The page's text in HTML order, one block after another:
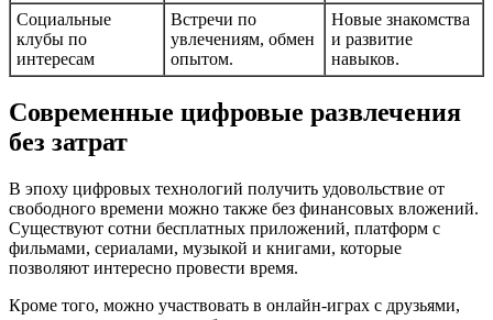
Социальные
клубы по
интересам
Встречи по
увлечениям, обмен
опытом.
Новые знакомства
и развитие
навыков.
Современные цифровые развлечения
без затрат
В эпоху цифровых технологий получить удовольствие от
свободного времени можно также без финансовых вложений.
Существуют сотни бесплатных приложений, платформ с
фильмами, сериалами, музыкой и книгами, которые
позволяют интересно провести время.
Кроме того, можно участвовать в онлайн-играх с друзьями,